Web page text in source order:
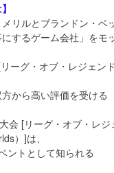
リルとブランドン・ベ
するゲーム会社」をモ
ーグ・オブ・レジェン
から高い評価を受ける
会 [リーグ・オブ・レジ
）]は、
ントとして知られる